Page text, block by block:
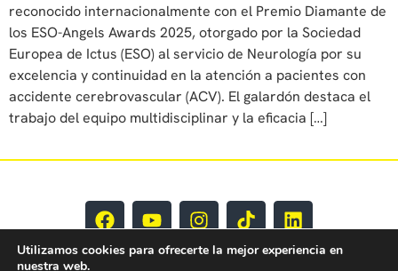
reconocido internacionalmente con el Premio Diamante de
los ESO-Angels Awards 2025, otorgado por la Sociedad
Europea de Ictus (ESO) al servicio de Neurología por su
excelencia y continuidad en la atención a pacientes con
accidente cerebrovascular (ACV). El galardón destaca el
trabajo del equipo multidisciplinar y la eficacia […]
Utilizamos cookies para ofrecerte la mejor experiencia en
nuestra web.